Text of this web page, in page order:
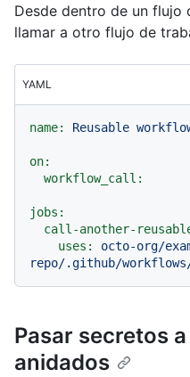
Desde dentro de un flujo
llamar a otro flujo de
YAML
name: Reusable
on:
workflow_call:
jobs:
call-another-
uses:
octo-org/
repo/.github/
Pasar secretos
anidados